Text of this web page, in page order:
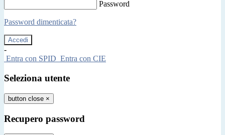
Password
Password dimenticata?
-
Entra con SPID Entra con CIE
Seleziona utente
button close ×
Recupero password